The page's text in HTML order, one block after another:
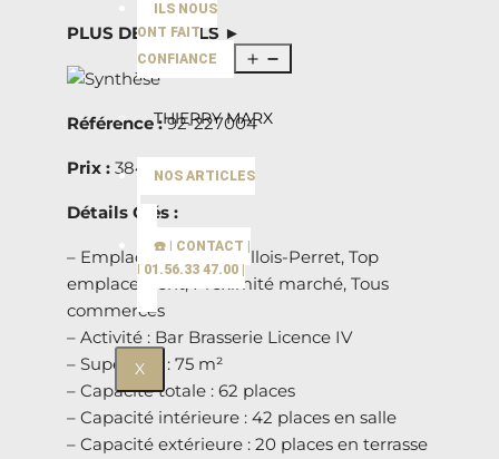
ILS NOUS
ONT FAIT
CONFIANCE
THIERRY MARX
NOS ARTICLES
☎️ | CONTACT |
| 01.56.33 47.00 |
X
PLUS DE DÉTAILS ►
Référence :92-227004
Prix : 384.524€
Détails Clés :
– Emplacement : Levallois-Perret, Top
emplacement, Proximité marché, Tous
commerces
– Activité : Bar Brasserie Licence IV
– Superficie : 75 m²
– Capacité totale : 62 places
– Capacité intérieure : 42 places en salle
– Capacité extérieure : 20 places en terrasse